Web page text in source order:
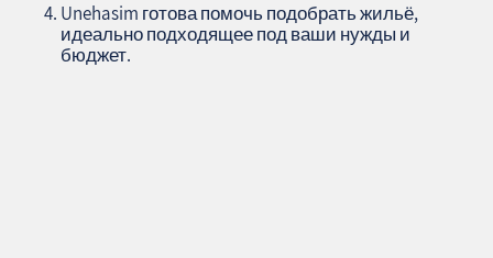
Unehasim готова помочь подобрать жильё,
идеально подходящее под ваши нужды и
бюджет.